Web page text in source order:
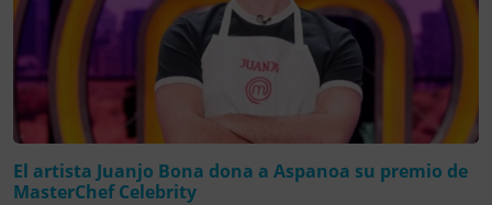
El artista Juanjo Bona dona a Aspanoa su premio de
MasterChef Celebrity